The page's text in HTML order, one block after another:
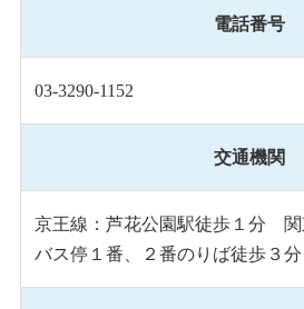
電話番号
03-3290-1152
交通機関
京王線：芦花公園駅徒歩１分 関
バス停１番、２番のりば徒歩３分